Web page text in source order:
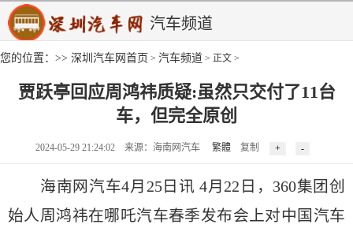
汽车频道
您的位置：>> 深圳汽车网首页 > 汽车频道 > 正文 >
贾跃亭回应周鸿祎质疑:虽然只交付了11台
车，但完全原创
2024-05-29 21:24:02 来源：海南网汽车 繁體 复制
海南网汽车4月25日讯 4月22日，360集团创
始人周鸿祎在哪吒汽车春季发布会上对中国汽车